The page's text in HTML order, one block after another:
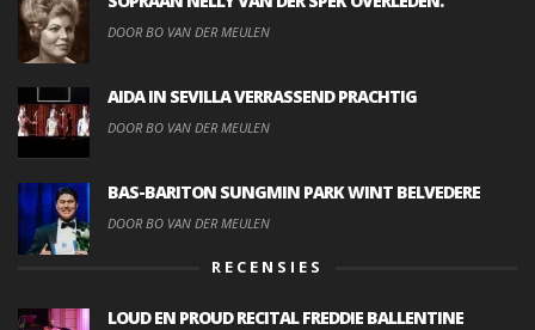
DOOR BO VAN DER MEULEN
AIDA IN SEVILLA VERRASSEND PRACHTIG
DOOR BO VAN DER MEULEN
BAS-BARITON SUNGMIN PARK WINT BELVEDERE
DOOR BO VAN DER MEULEN
RECENSIES
LOUD EN PROUD RECITAL FREDDIE BALLENTINE